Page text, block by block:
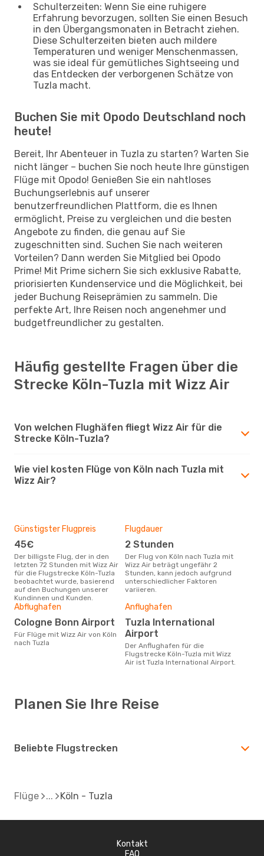
Schulterzeiten: Wenn Sie eine ruhigere
Erfahrung bevorzugen, sollten Sie einen Besuch
in den Übergangsmonaten in Betracht ziehen.
Diese Schulterzeiten bieten auch mildere
Temperaturen und weniger Menschenmassen,
was sie ideal für gemütliches Sightseeing und
das Entdecken der verborgenen Schätze von
Tuzla macht.
Buchen Sie mit Opodo Deutschland noch
heute!
Bereit, Ihr Abenteuer in Tuzla zu starten? Warten Sie
nicht länger – buchen Sie noch heute Ihre günstigen
Flüge mit Opodo! Genießen Sie ein nahtloses
Buchungserlebnis auf unserer
benutzerfreundlichen Plattform, die es Ihnen
ermöglicht, Preise zu vergleichen und die besten
Angebote zu finden, die genau auf Sie
zugeschnitten sind. Suchen Sie nach weiteren
Vorteilen? Dann werden Sie Mitglied bei Opodo
Prime! Mit Prime sichern Sie sich exklusive Rabatte,
priorisierten Kundenservice und die Möglichkeit, bei
jeder Buchung Reiseprämien zu sammeln. Die
perfekte Art, Ihre Reisen noch angenehmer und
budgetfreundlicher zu gestalten.
Häufig gestellte Fragen über die
Strecke Köln-Tuzla mit Wizz Air
Von welchen Flughäfen fliegt Wizz Air für die
Strecke Köln-Tuzla?
Wie viel kosten Flüge von Köln nach Tuzla mit
Wizz Air?
Günstigster Flugpreis
45€
Der billigste Flug, der in den
letzten 72 Stunden mit Wizz Air
für die Flugstrecke Köln-Tuzla
beobachtet wurde, basierend
auf den Buchungen unserer
Kundinnen und Kunden.
Flugdauer
2 Stunden
Der Flug von Köln nach Tuzla mit
Wizz Air beträgt ungefähr 2
Stunden, kann jedoch aufgrund
unterschiedlicher Faktoren
variieren.
Abflughafen
Cologne Bonn Airport
Für Flüge mit Wizz Air von Köln
nach Tuzla
Anflughafen
Tuzla International
Airport
Der Anflughafen für die
Flugstrecke Köln-Tuzla mit Wizz
Air ist Tuzla International Airport.
Planen Sie Ihre Reise
Beliebte Flugstrecken
Flüge Köln - Tuzla
Kontakt
FAQ